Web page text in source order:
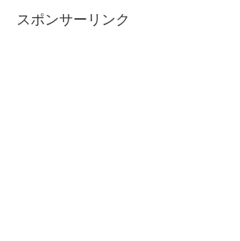
スポンサーリンク